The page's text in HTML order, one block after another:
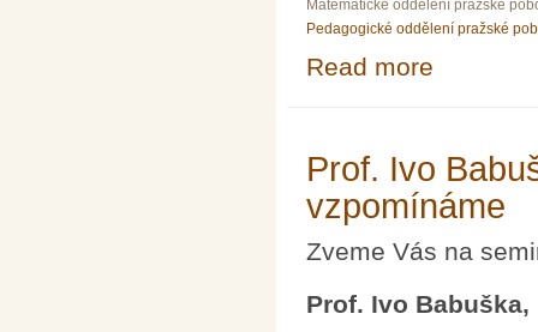
Matematické oddělení pražské
Pedagogické oddělení pražské
Read more
Prof. Ivo
vzpomínáme
Zveme Vás na
Prof. Ivo